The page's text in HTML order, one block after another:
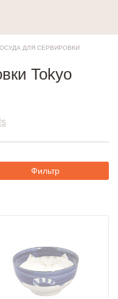
ДЛЯ СЕРВИРОВКИ
Tokyo
Фильтр